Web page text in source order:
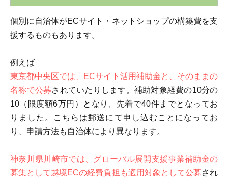
個別に自治体がECサイト・ネットショップの構築費を支
援するものもあります。
例えば
東京都中央区では、ECサイト活用補助金と、そのままの
名称で公募されていたりします。補助対象経費の10分の
10（限度額6万円）となり、先着で40件までとなってお
りました。こちらは郵送にて申し込むことになってお
り、申請方法も自治体により異なります。
神奈川県川崎市では、グローバル展開支援事業補助金の
募集として越境ECの経費負担も適用対象として公募され